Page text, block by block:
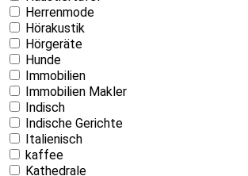
Herrenmode
Hörakustik
Hörgeräte
Hunde
Immobilien
Immobilien Makler
Indisch
Indische Gerichte
Italienisch
kaffee
Kathedrale